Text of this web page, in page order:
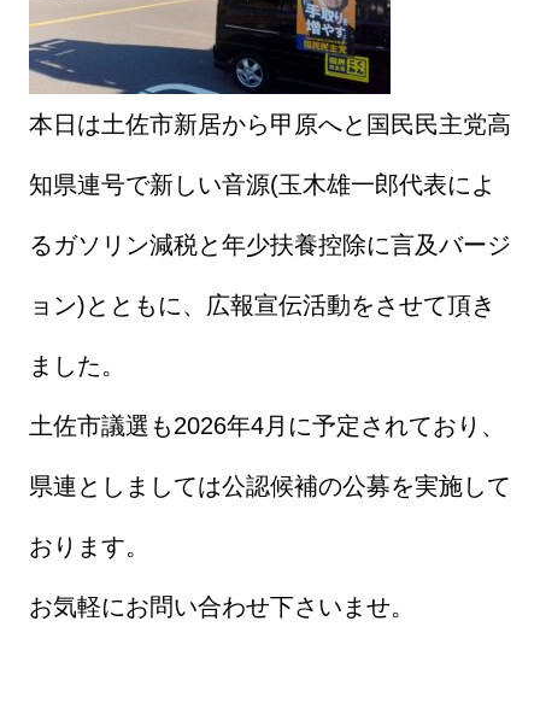
本日は土佐市新居から甲原へと国民民主党高
知県連号で新しい音源(玉木雄一郎代表によ
るガソリン減税と年少扶養控除に言及バージ
ョン)とともに、広報宣伝活動をさせて頂き
ました。
土佐市議選も2026年4月に予定されており、
県連としましては公認候補の公募を実施して
おります。
お気軽にお問い合わせ下さいませ。